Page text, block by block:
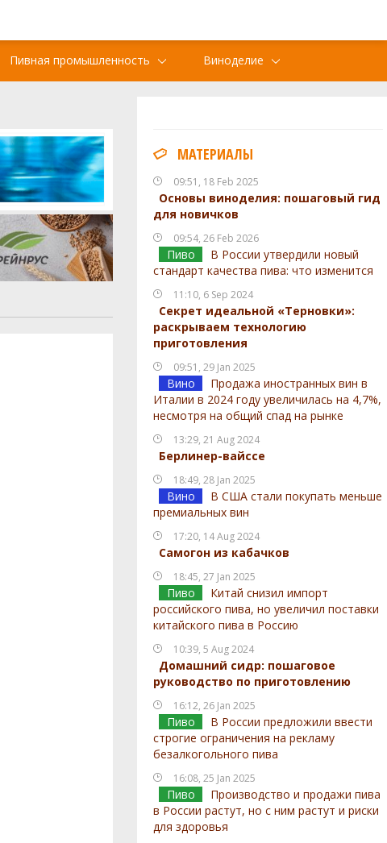
Пивная промышленность Виноделие
МАТЕРИАЛЫ
09:51, 18 Feb 2025
Основы виноделия: пошаговый гид
для новичков
09:54, 26 Feb 2026
Пиво
В России утвердили новый
стандарт качества пива: что изменится
11:10, 6 Sep 2024
Секрет идеальной «Терновки»:
раскрываем технологию
приготовления
09:51, 29 Jan 2025
Вино
Продажа иностранных вин в
Италии в 2024 году увеличилась на 4,7%,
несмотря на общий спад на рынке
13:29, 21 Aug 2024
Берлинер-вайссе
18:49, 28 Jan 2025
Вино
В США стали покупать меньше
премиальных вин
17:20, 14 Aug 2024
Самогон из кабачков
18:45, 27 Jan 2025
Пиво
Китай снизил импорт
российского пива, но увеличил поставки
китайского пива в Россию
10:39, 5 Aug 2024
Домашний сидр: пошаговое
руководство по приготовлению
16:12, 26 Jan 2025
Пиво
В России предложили ввести
строгие ограничения на рекламу
безалкогольного пива
16:08, 25 Jan 2025
Пиво
Производство и продажи пива
в России растут, но с ним растут и риски
для здоровья